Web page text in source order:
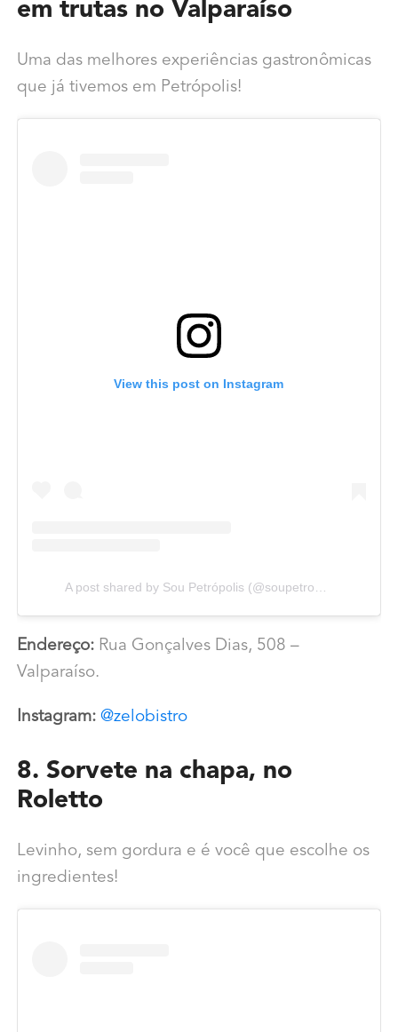
em trutas no Valparaíso
Uma das melhores experiências gastronômicas
que já tivemos em Petrópolis!
View this post on Instagram
Endereço: Rua Gonçalves Dias, 508 –
Valparaíso.
Instagram: @zelobistro
8. Sorvete na chapa, no
Roletto
Levinho, sem gordura e é você que escolhe os
ingredientes!